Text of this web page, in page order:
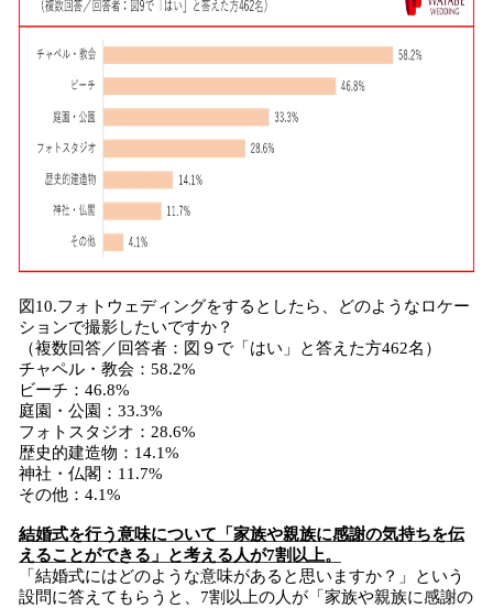
図10.フォトウェディングをするとしたら、どのようなロケー
ションで撮影したいですか？
（複数回答／回答者：図９で「はい」と答えた方462名）
チャペル・教会：58.2%
ビーチ：46.8%
庭園・公園：33.3%
フォトスタジオ：28.6%
歴史的建造物：14.1%
神社・仏閣：11.7%
その他：4.1%
結婚式を行う意味について「家族や親族に感謝の気持ちを伝
えることができる」と考える人が7割以上。
「結婚式にはどのような意味があると思いますか？」という
設問に答えてもらうと、7割以上の人が「家族や親族に感謝の